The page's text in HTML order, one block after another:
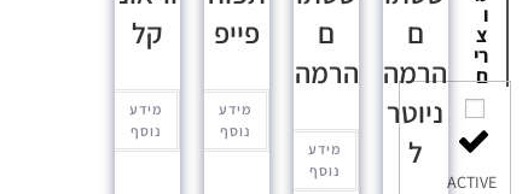
ו
צ
רי
ם
ACTIVE
ם
הרמה
ניוטר
ל
ם
הרמה
מידע
נוסף
פייפ
מידע
נוסף
קל
מידע
נוסף